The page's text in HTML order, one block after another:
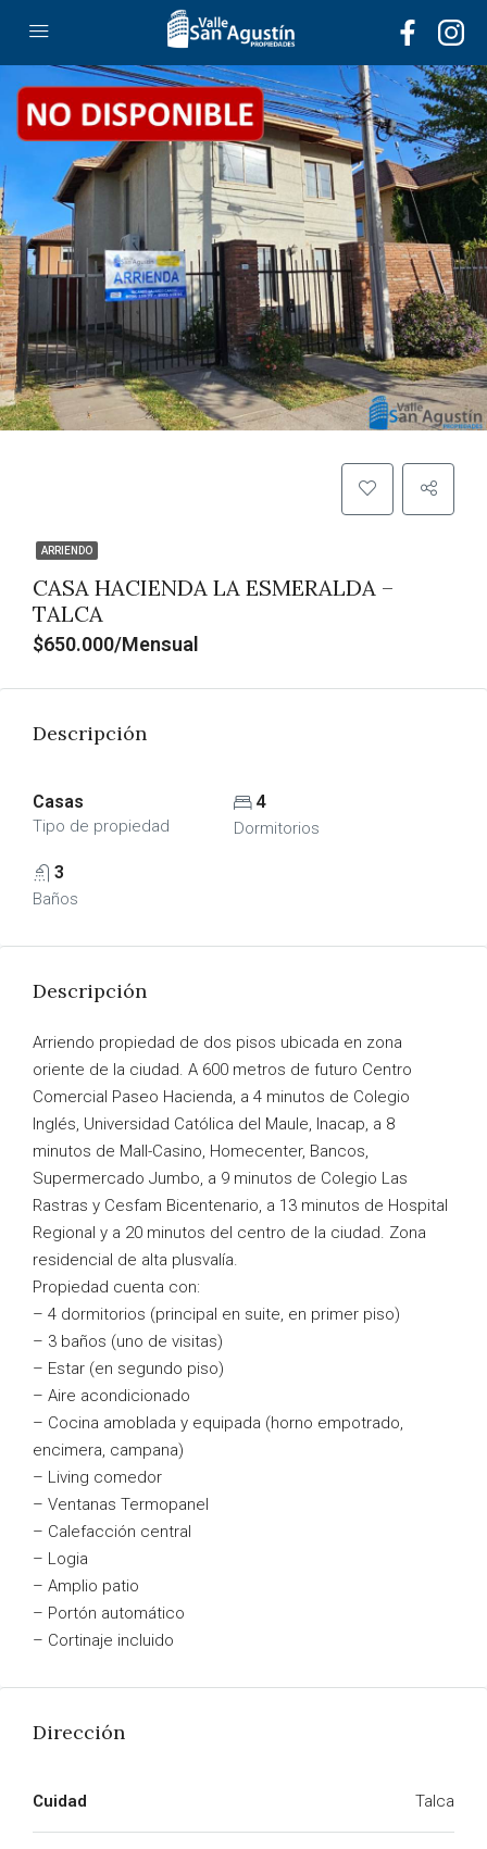
ARRIENDO
CASA HACIENDA LA ESMERALDA –
TALCA
$650.000/Mensual
Descripción
Casas
Tipo de propiedad
4
Dormitorios
3
Baños
Descripción
Arriendo propiedad de dos pisos ubicada en zona
oriente de la ciudad. A 600 metros de futuro Centro
Comercial Paseo Hacienda, a 4 minutos de Colegio
Inglés, Universidad Católica del Maule, Inacap, a 8
minutos de Mall-Casino, Homecenter, Bancos,
Supermercado Jumbo, a 9 minutos de Colegio Las
Rastras y Cesfam Bicentenario, a 13 minutos de Hospital
Regional y a 20 minutos del centro de la ciudad. Zona
residencial de alta plusvalía.
Propiedad cuenta con:
– 4 dormitorios (principal en suite, en primer piso)
– 3 baños (uno de visitas)
– Estar (en segundo piso)
– Aire acondicionado
– Cocina amoblada y equipada (horno empotrado,
encimera, campana)
– Living comedor
– Ventanas Termopanel
– Calefacción central
– Logia
– Amplio patio
– Portón automático
– Cortinaje incluido
Dirección
Cuidad Talca